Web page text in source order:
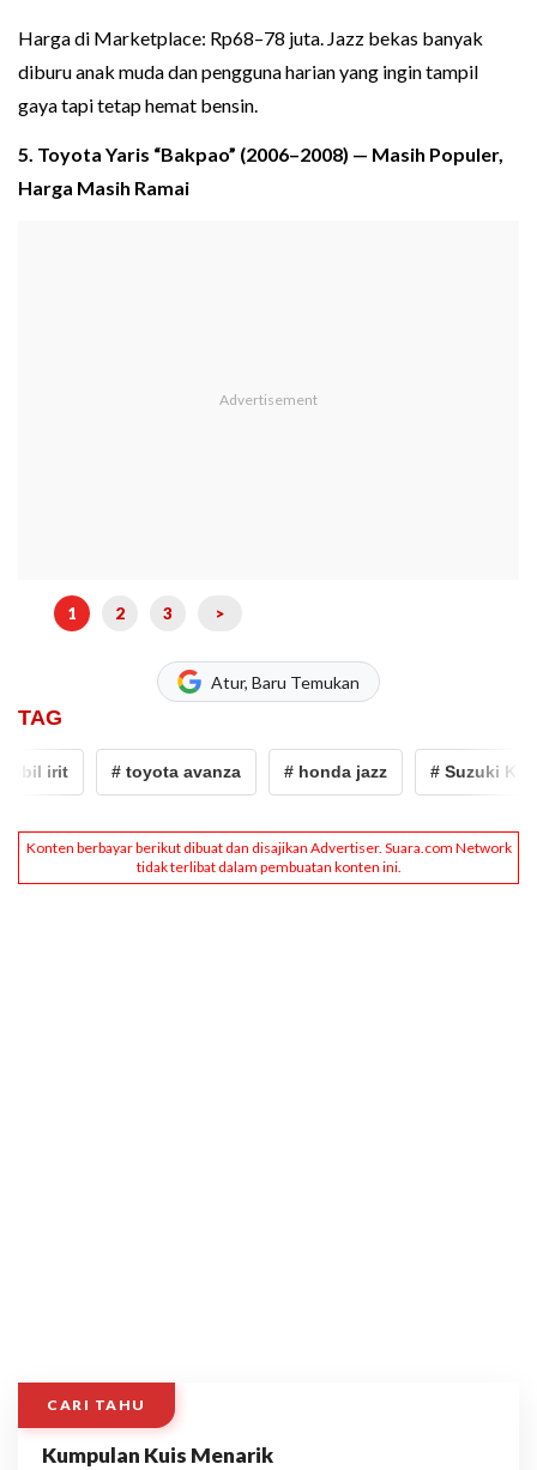
Harga di Marketplace: Rp68–78 juta. Jazz bekas banyak
diburu anak muda dan pengguna harian yang ingin tampil
gaya tapi tetap hemat bensin.
5. Toyota Yaris “Bakpao” (2006–2008) — Masih Populer,
Harga Masih Ramai
1 2 3 >
Atur, Baru Temukan
TAG
# toyota avanza # honda jazz # Suzuki Karimun
CARI TAHU
Kumpulan Kuis Menarik